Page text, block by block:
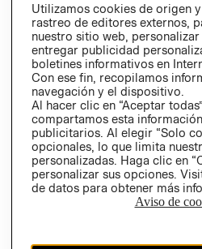
Y ÉTICA
Colombia ($)
CAMBIAR REGIÓN
Utilizamos cookies de origen
rastreo de editores externos,
nuestro sitio web,
entregar publicidad
boletines informativos en
Con ese fin, recopilamos
navegación y el dispositivo.
Al hacer clic en “Aceptar
compartamos esta
publicitarios. Al elegir “Solo
opcionales, lo que limita
personalizadas. Haga clic en
personalizar sus opciones.
de datos para obtener más
Aviso de